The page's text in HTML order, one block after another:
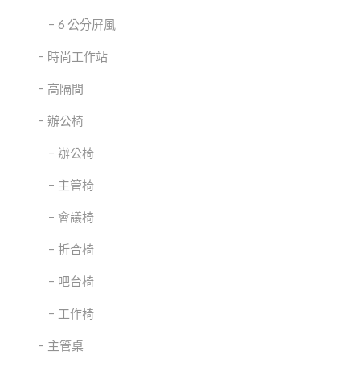
6 公分屏風
時尚工作站
高隔間
辦公椅
辦公椅
主管椅
會議椅
折合椅
吧台椅
工作椅
主管桌